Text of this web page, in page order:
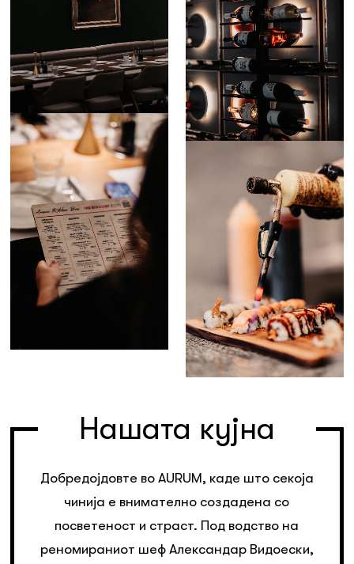
Нашата кујна
Добредојдовте во AURUM, каде што секоја
чинија е внимателно создадена со
посветеност и страст. Под водство на
реномираниот шеф Александар Видоески,